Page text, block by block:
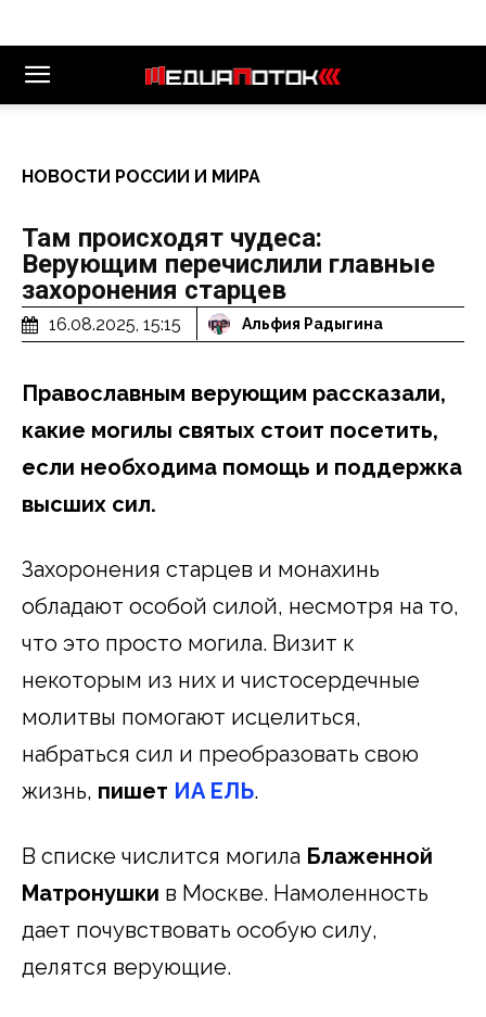
НОВОСТИ РОССИИ И МИРА
Там происходят чудеса:
Верующим перечислили главные
захоронения старцев
16.08.2025, 15:15 Альфия Радыгина
Православным верующим рассказали,
какие могилы святых стоит посетить,
если необходима помощь и поддержка
высших сил.
Захоронения старцев и монахинь
обладают особой силой, несмотря на то,
что это просто могила. Визит к
некоторым из них и чистосердечные
молитвы помогают исцелиться,
набраться сил и преобразовать свою
жизнь, пишет ИА ЕЛЬ.
В списке числится могила Блаженной
Матронушки в Москве. Намоленность
дает почувствовать особую силу,
делятся верующие.